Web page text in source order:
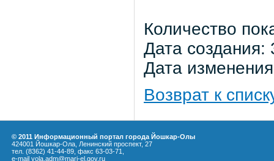
Количество
Дата создания:
Дата
Возврат к
© 2011 Информационный портал города Йошкар-Олы
424001 Йошкар-Ола, Ленинский проспект, 27
тел. (8362) 41-44-89, факс 63-03-71,
e-mail yola.adm@mari-el.gov.ru